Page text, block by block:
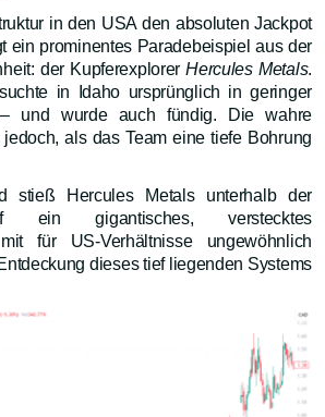
in den USA den absoluten Jackpot
ein prominentes Paradebeispiel aus der
der KupferexplorerHercules Metals.
in Idaho ursprünglich in geringer
und wurde auch fündig. Die wahre
als das Team eine tiefe Bohrung
stieß Hercules Metals unterhalb der
ein gigantisches, verstecktes
für US-Verhältnisse ungewöhnlich
dieses tief liegenden Systems